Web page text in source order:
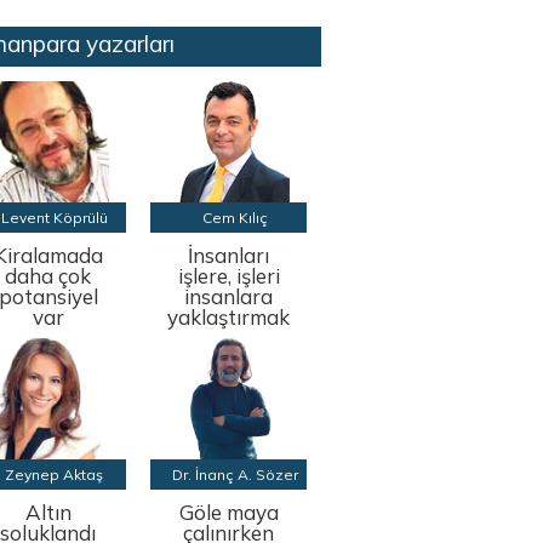
yazarları
Levent Köprülü
daha çok
var
Cem Kılıç
İnsanları
işlere, işleri
insanlara
yaklaştırmak
Zeynep Aktaş
Altın
soluklandı
Dr. İnanç A. Sözer
Göle maya
çalınırken